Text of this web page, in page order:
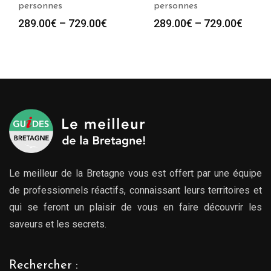
personnes
289.00€ – 729.00€
personnes
289.00€ – 729.00€
Le meilleur de la Bretagne vous est offert par une équipe
de professionnels réactifs, connaissant leurs territoires et
qui se feront un plaisir de vous en faire découvrir les
saveurs et les secrets.
Rechercher :